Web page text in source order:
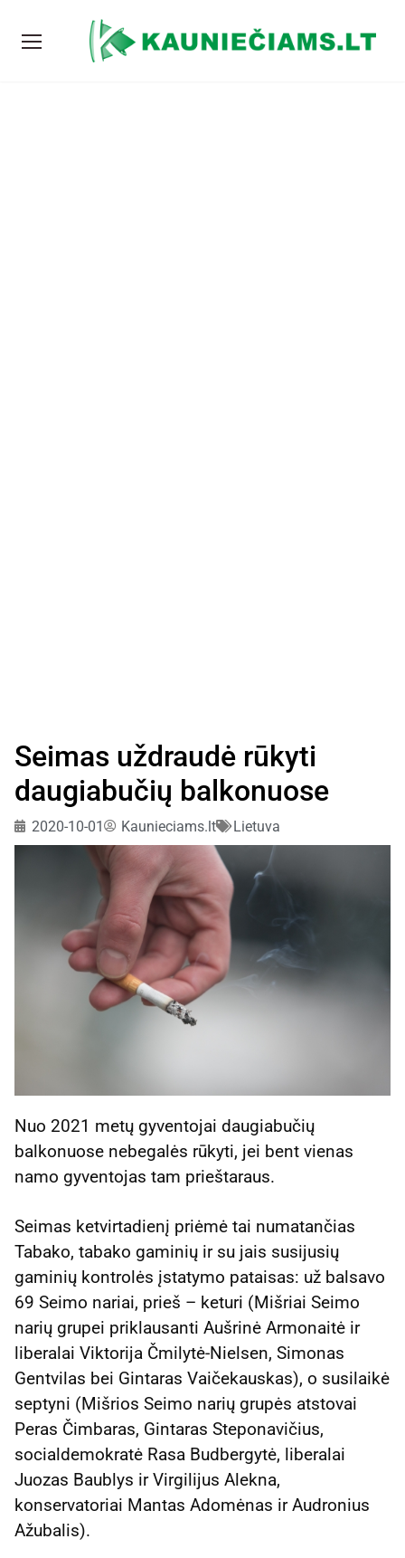
Seimas uždraudė rūkyti
daugiabučių balkonuose
2020-10-01 Kaunieciams.lt Lietuva
Nuo 2021 metų gyventojai daugiabučių
balkonuose nebegalės rūkyti, jei bent vienas
namo gyventojas tam prieštaraus.
Seimas ketvirtadienį priėmė tai numatančias
Tabako, tabako gaminių ir su jais susijusių
gaminių kontrolės įstatymo pataisas: už balsavo
69 Seimo nariai, prieš – keturi (Mišriai Seimo
narių grupei priklausanti Aušrinė Armonaitė ir
liberalai Viktorija Čmilytė-Nielsen, Simonas
Gentvilas bei Gintaras Vaičekauskas), o susilaikė
septyni (Mišrios Seimo narių grupės atstovai
Peras Čimbaras, Gintaras Steponavičius,
socialdemokratė Rasa Budbergytė, liberalai
Juozas Baublys ir Virgilijus Alekna,
konservatoriai Mantas Adomėnas ir Audronius
Ažubalis).